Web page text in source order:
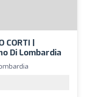
CORTI |
Di Lombardia